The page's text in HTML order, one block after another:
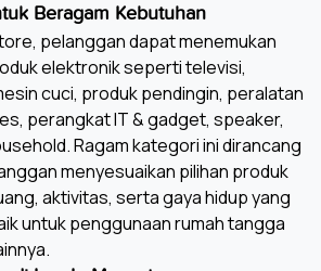
Beragam Kebutuhan
pelanggan dapat menemukan
elektronik seperti televisi,
cuci, produk pendingin, peralatan
perangkat IT & gadget, speaker,
Ragam kategori ini dirancang
menyesuaikan pilihan produk
aktivitas, serta gaya hidup yang
untuk penggunaan rumah tangga